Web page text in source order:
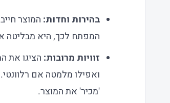
בהירות וחדות: המוצר
המפתח לכך, היא מבליטה
זוויות מרובות: הציגו את
ואפילו מלמטה אם
'מכיר' את המוצר.